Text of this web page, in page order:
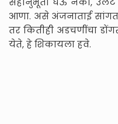
आणा. असे अंजनाताई
तर कितीही अडचणींचा
येते, हे शिकायला हवे.